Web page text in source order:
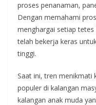
proses penanaman,
Dengan memahami
menghargai setiap
telah bekerja keras
tinggi.
Saat ini, tren menikmati
populer di kalangan
kalangan anak muda